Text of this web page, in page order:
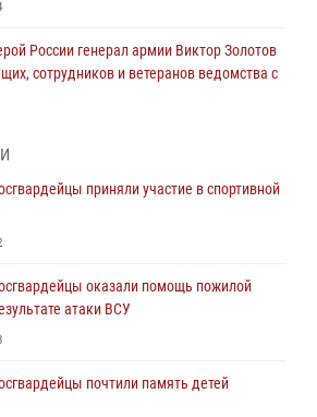
России генерал армии Виктор Золотов
сотрудников и ветеранов ведомства с
соревнованиях
состав ведомства с Днём России
«Братина» проводят показ
о героях СВО
приняли участие в спортивной
оказали помощь пожилой
атаки ВСУ
почтили память детей